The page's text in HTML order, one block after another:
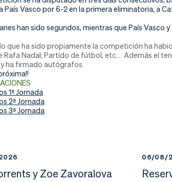
País Vasco por 6-2 en la primera eliminatoria, a
han sido segundos, mientras que País Vasco
lo que ha sido propiamente la competición ha
Rafa Nadal; Partido de fútbol, etc… Además el
ha firmado autógrafos.
1ª Jornada
2ª Jornada
3ª Jornada
y Zoe Zavoralova
06/08/